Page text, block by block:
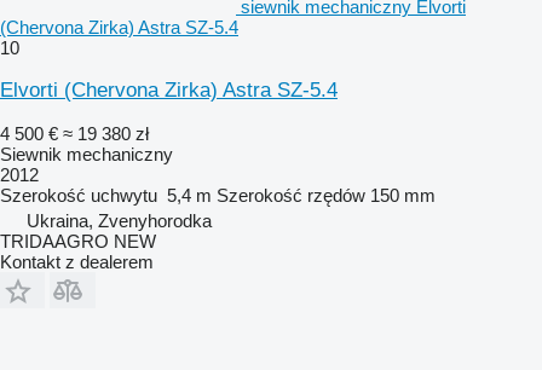
siewnik mechaniczny Elvorti
(Chervona Zirka) Astra SZ-5.4
10
Elvorti (Chervona Zirka) Astra SZ-5.4
4 500 € ≈ 19 380 zł
Siewnik mechaniczny
2012
Szerokość uchwytu 5,4 m Szerokość rzędów 150 mm
Ukraina, Zvenyhorodka
TRIDAAGRO NEW
Kontakt z dealerem